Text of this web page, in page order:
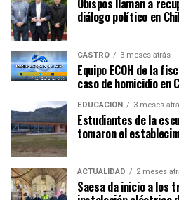
Obispos llaman a
diálogo político en
CASTRO 3 meses atrás
Equipo ECOH de la
caso de homicidio en
EDUCACIÓN 3 meses
Estudiantes de la
tomaron el
ACTUALIDAD 2 meses
Saesa da inicio a los